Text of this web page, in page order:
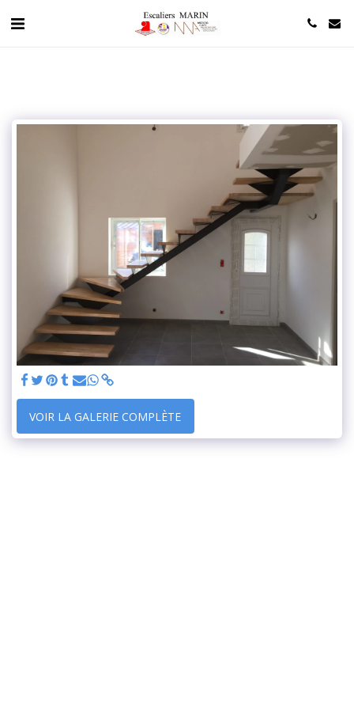
VOIR LA GALERIE COMPLÈTE